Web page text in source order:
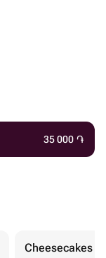
35 000 ֏
Cheesecakes